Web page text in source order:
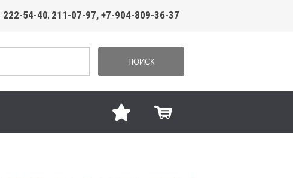
222-54-40, 211-07-97, +7-904-809-36-37
ПОИСК